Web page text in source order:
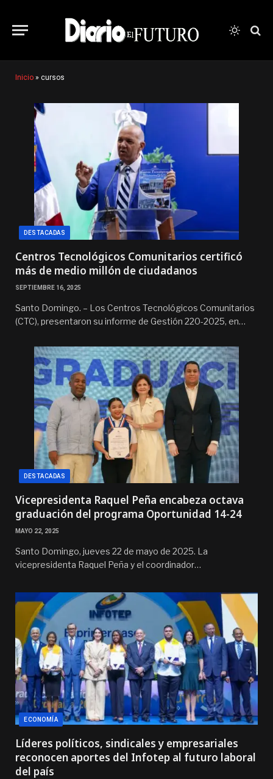
Inicio » cursos
DESTACADAS
Centros Tecnológicos Comunitarios certificó
más de medio millón de ciudadanos
SEPTIEMBRE 16, 2025
Santo Domingo. – Los Centros Tecnológicos Comunitarios
(CTC), presentaron su informe de Gestión 220-2025, en…
DESTACADAS
Vicepresidenta Raquel Peña encabeza octava
graduación del programa Oportunidad 14-24
MAYO 22, 2025
Santo Domingo, jueves 22 de mayo de 2025. La
vicepresidenta Raquel Peña y el coordinador…
ECONOMÍA
Líderes políticos, sindicales y empresariales
reconocen aportes del Infotep al futuro laboral
del país